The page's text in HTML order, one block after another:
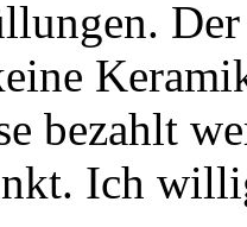
bezahlt
Ich